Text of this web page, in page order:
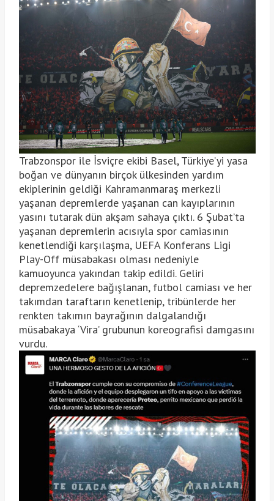
Trabzonspor ile İsviçre ekibi Basel, Türkiye’yi yasa
boğan ve dünyanın birçok ülkesinden yardım
ekiplerinin geldiği Kahramanmaraş merkezli
yaşanan depremlerde yaşanan can kayıplarının
yasını tutarak dün akşam sahaya çıktı. 6 Şubat’ta
yaşanan depremlerin acısıyla spor camiasının
kenetlendiği karşılaşma, UEFA Konferans Ligi
Play-Off müsabakası olması nedeniyle
kamuoyunca yakından takip edildi. Geliri
depremzedelere bağışlanan, futbol camiası ve her
takımdan taraftarın kenetlenip, tribünlerde her
renkten takımın bayrağının dalgalandığı
müsabakaya ‘Vira’ grubunun koreografisi damgasını
vurdu.